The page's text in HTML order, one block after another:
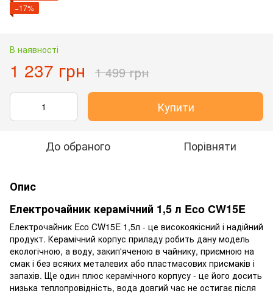
−17%
В наявності
1 237 грн 1 499 грн
Купити
До обраного Порівняти
Опис
Електрочайник керамічний 1,5 л Eco CW15E
Електрочайник Eco CW15E 1,5л - це високоякісний і надійний
продукт. Керамічний корпус приладу робить дану модель
екологічною, а воду, закип'яченою в чайнику, приємною на
смак і без всяких металевих або пластмасових присмаків і
запахів. Ще один плюс керамічного корпусу - це його досить
низька теплопровідність, вода довгий час не остигає після